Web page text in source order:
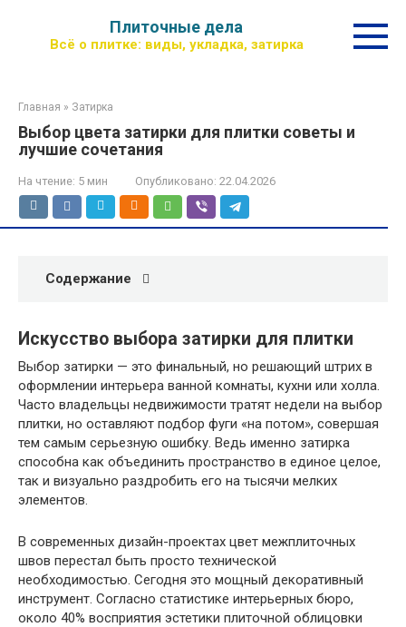
контенту
Плиточные дела
Всё о плитке: виды, укладка, затирка
Главная » Затирка
Выбор цвета затирки для плитки советы и
лучшие сочетания
На чтение: 5 мин Опубликовано: 22.04.2026
Содержание
Искусство выбора затирки для плитки
Выбор затирки — это финальный, но решающий штрих в
оформлении интерьера ванной комнаты, кухни или холла.
Часто владельцы недвижимости тратят недели на выбор
плитки, но оставляют подбор фуги «на потом», совершая
тем самым серьезную ошибку. Ведь именно затирка
способна как объединить пространство в единое целое,
так и визуально раздробить его на тысячи мелких
элементов.
В современных дизайн-проектах цвет межплиточных
швов перестал быть просто технической
необходимостью. Сегодня это мощный декоративный
инструмент. Согласно статистике интерьерных бюро,
около 40% восприятия эстетики плиточной облицовки